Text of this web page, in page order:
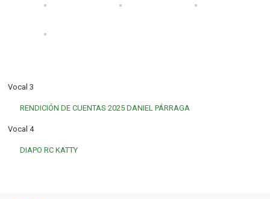
Vocal 3
RENDICIÓN DE CUENTAS 2025 DANIEL PÁRRAGA
Vocal 4
DIAPO RC KATTY